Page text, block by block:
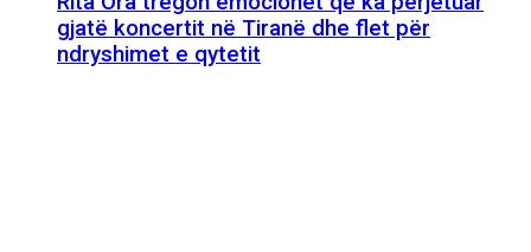
gjatë koncertit në Tiranë dhe flet për
ndryshimet e qytetit